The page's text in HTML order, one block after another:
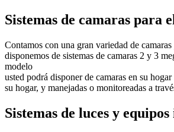
Sistemas de camaras para
Contamos con una gran variedad de
disponemos de sistemas de camaras 2 y 3
modelo
usted podrá disponer de camaras en su
su hogar, y manejadas o monitoreadas a
Sistemas de luces y